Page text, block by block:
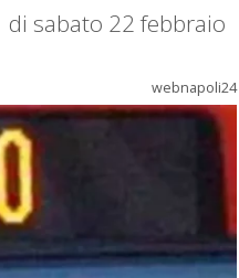
sabato 22 febbraio
webnapoli24